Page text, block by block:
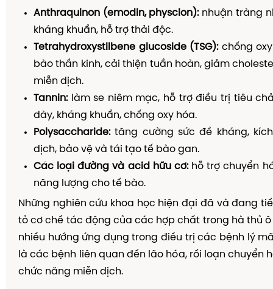
Anthraquinon (emodin, physcion):nhuận tràng
kháng khuẩn, hỗ trợ thải độc.
Tetrahydroxystilbene glucoside (TSG):chống
bào thần kinh, cải thiện tuần hoàn, giảm
miễn dịch.
Tannin:làm se niêm mạc, hỗ trợ điều trị tiêu
dày, kháng khuẩn, chống oxy hóa.
Polysaccharide:tăng cường sức đề kháng,
dịch, bảo vệ và tái tạo tế bào gan.
Các loại đường và acid hữu cơ:hỗ trợ chuyển
năng lượng cho tế bào.
Những nghiên cứu khoa học hiện đại đã và đang
tỏ cơ chế tác động của các hợp chất trong hà thủ ô
nhiều hướng ứng dụng trong điều trị các bệnh lý
là các bệnh liên quan đến lão hóa, rối loạn chuyển
chức năng miễn dịch.